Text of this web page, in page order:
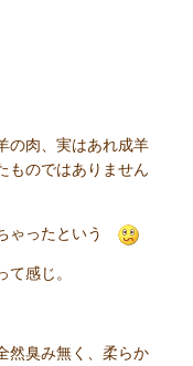
の肉、実はあれ成羊
ものではありません
ゃったという
感じ。
然臭み無く、柔らか